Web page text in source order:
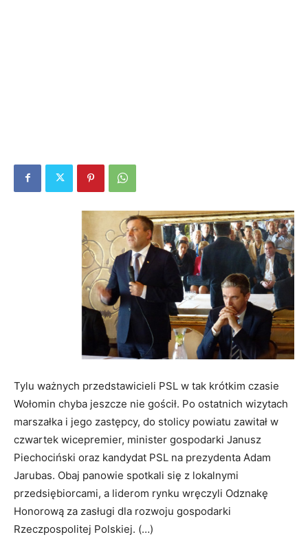
Tylu ważnych przedstawicieli PSL w tak krótkim czasie
Wołomin chyba jeszcze nie gościł. Po ostatnich wizytach
marszałka i jego zastępcy, do stolicy powiatu zawitał w
czwartek wicepremier, minister gospodarki Janusz
Piechociński oraz kandydat PSL na prezydenta Adam
Jarubas. Obaj panowie spotkali się z lokalnymi
przedsiębiorcami, a liderom rynku wręczyli Odznakę
Honorową za zasługi dla rozwoju gospodarki
Rzeczpospolitej Polskiej. (…)